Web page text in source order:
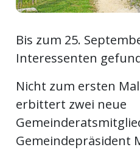
Bis zum 25.
Interessenten
Nicht zum ersten
erbittert zwei neue
Gemeindepräsident